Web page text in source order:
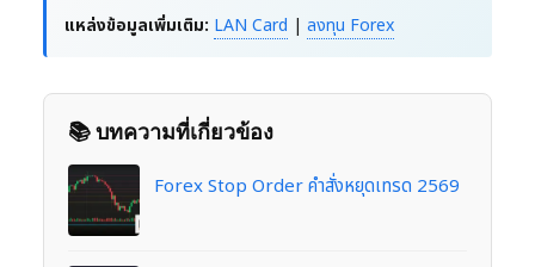
แหล่งข้อมูลเพิ่มเติม: LAN Card | ลงทุน Forex
📚 บทความที่เกี่ยวข้อง
Forex Stop Order คำสั่งหยุดเทรด 2569